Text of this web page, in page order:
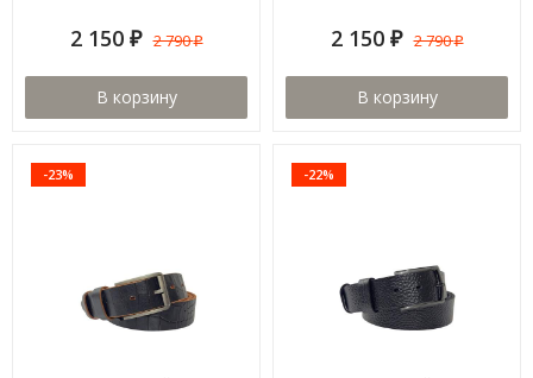
2 150 ₽ 2 790₽
В корзину
2 150 ₽ 2 790₽
В корзину
-23% -22%